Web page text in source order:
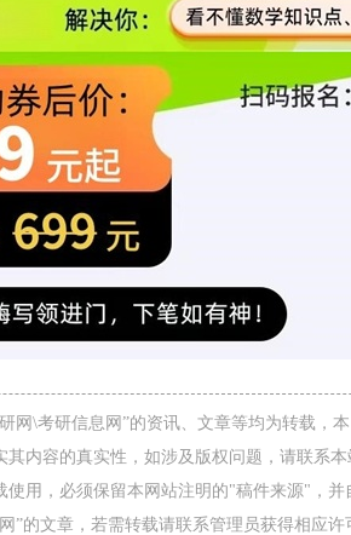
网\考研信息网”的资讯、文章等均为转载，
其内容的真实性，如涉及版权问题，请联系
使用，必须保留本网站注明的"稿件来源"，
”的文章，若需转载请联系管理员获得相应许